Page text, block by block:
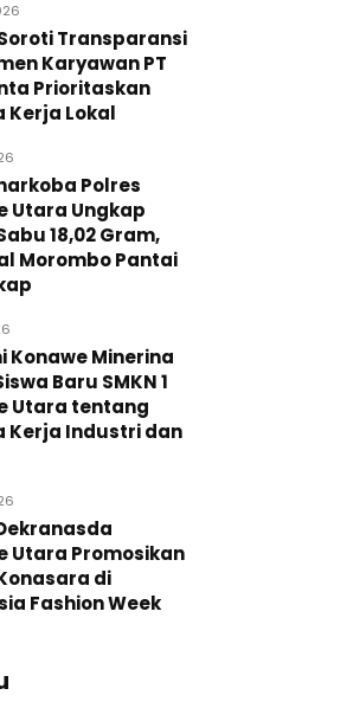
Transparansi
Karyawan PT
Prioritaskan
Kerja Lokal
Polres
Utara Ungkap
18,02 Gram,
Morombo Pantai
Konawe Minerina
Baru SMKN 1
Utara tentang
Kerja Industri dan
Utara Promosikan
di
Fashion Week